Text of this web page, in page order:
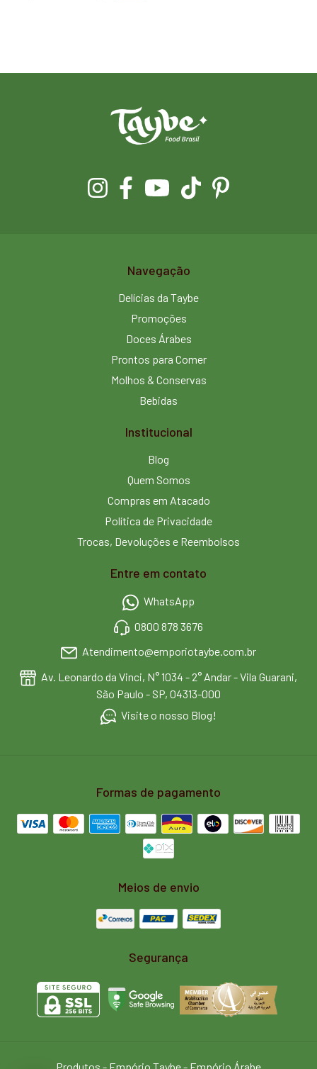
Navegação
Delícias da Taybe
Promoções
Doces Árabes
Prontos para Comer
Molhos & Conservas
Bebidas
Institucional
Blog
Quem Somos
Compras em Atacado
Política de Privacidade
Trocas, Devoluções e Reembolsos
Entre em contato
WhatsApp
0800 878 3676
Atendimento@emporiotaybe.com.br
Av. Leonardo da Vinci, N° 1034 - 2° Andar - Vila Guarani,
São Paulo - SP, 04313-000
Visite o nosso Blog!
Formas de pagamento
Meios de envio
Segurança